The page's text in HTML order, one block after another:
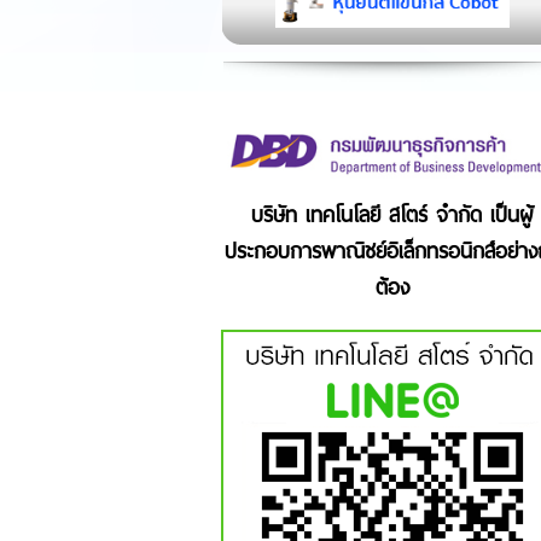
บริษัท เทคโนโลยี สโตร์ จำกัด เป็นผู้
ประกอบการพาณิชย์อิเล็กทรอนิกส์อย่า
ต้อง